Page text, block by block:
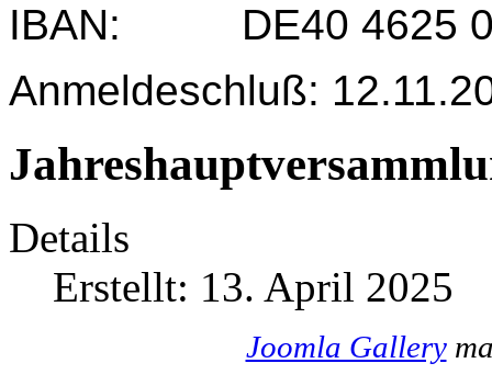
IBAN: DE40 4625
Anmeldeschluß:
Details
Erstellt: 13. April 2025
Joomla Gallery